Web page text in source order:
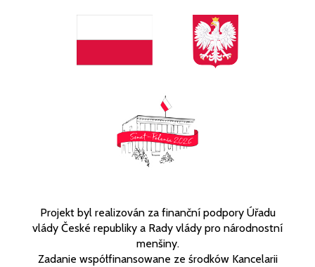
Projekt byl realizován za finanční podpory Úřadu
vlády České republiky a Rady vlády pro národnostní
menšiny.
Zadanie współfinansowane ze środków Kancelarii